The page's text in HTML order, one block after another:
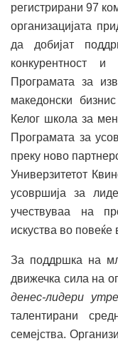
регистрирани 97
организацијата
да добијат
конкурентност
Програмата за
македонски
Келог школа за
Програмата за
преку ново
Универзитетот
усовршија за
учествуваа на
искуства во
За поддршка на
движечка сила на
денес-лидери
талентирани
семејства.